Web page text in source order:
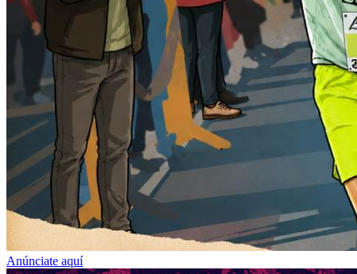
Anúnciate aquí